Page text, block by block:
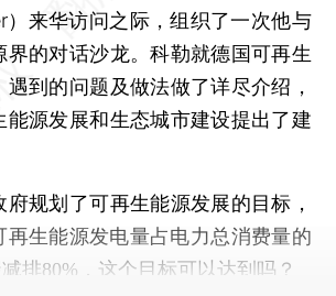
）来华访问之际，组织了一次他与
界的对话沙龙。科勒就德国可再生
到的问题及做法做了详尽介绍，
能源发展和生态城市建设提出了建
府规划了可再生能源发展的目标，
再生能源发电量占电力总消费量的
排80%，这个目标可以达到吗？